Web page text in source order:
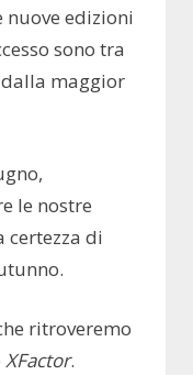
nuove edizioni
sono tra
maggior
le nostre
certezza di
ritroveremo
XFactor.